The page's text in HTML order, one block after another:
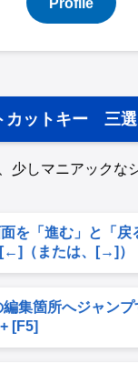
カットキー 三
少しマニアックな
を「進む」と「戻
（または、[→]）
編集箇所へジャン
[F5]